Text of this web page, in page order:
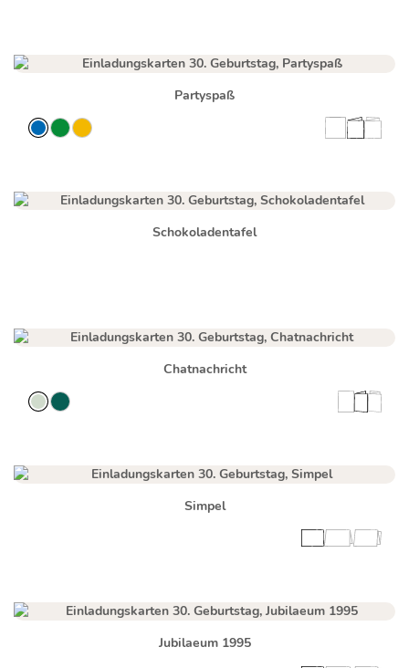
Partyspaß
Schokoladentafel
Chatnachricht
Simpel
Jubilaeum 1995